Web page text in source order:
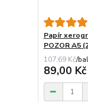
Papír
POZOR A5
107,69 Kč/bal
89,00 Kč